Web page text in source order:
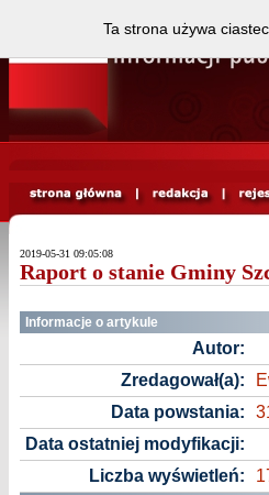
2019-05-31 09:05:08
Raport o stanie Gminy
Informacje o artykule
Autor:
Zredagował(a):
Data powstania:
Data ostatniej modyfikacji:
Liczba wyświetleń:
Ta strona używa